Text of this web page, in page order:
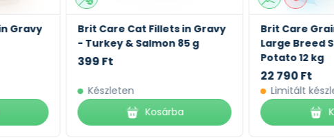
Gravy
Brit Care Cat Fillets in Gravy
- Turkey & Salmon 85 g
399 Ft
Készleten
Kosárba
Brit Care
Large Breed
Potato 12 kg
22 790 Ft
Limitált